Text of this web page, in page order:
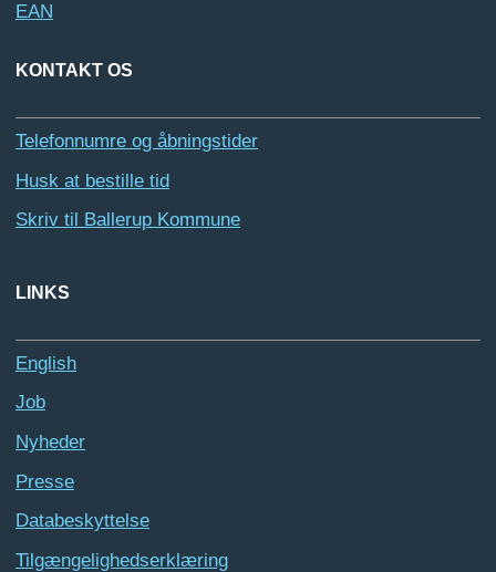
EAN
KONTAKT OS
Telefonnumre og åbningstider
Husk at bestille tid
Skriv til Ballerup Kommune
LINKS
English
Job
Nyheder
Presse
Databeskyttelse
Tilgængelighedserklæring